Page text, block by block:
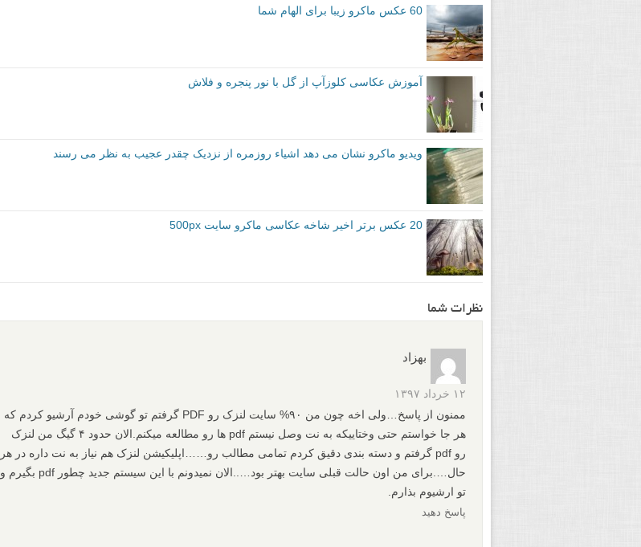
60 عکس ماکرو زیبا برای الهام شما
آموزش عکاسی کلوزآپ از گل با نور پنجره و فلاش
ویدیو ماکرو نشان می دهد اشیاء روزمره از نزدیک چقدر عجیب به نظر می رسند
20 عکس برتر اخیر شاخه عکاسی ماکرو سایت 500px
نظرات شما
بهزاد
۱۲ خرداد ۱۳۹۷
ممنون از پاسخ…ولی اخه چون من ۹۰% سایت لنزک رو PDF گرفتم تو گوشی خودم آرشیو کردم که
هر جا خواستم حتی وختاییکه به نت وصل نیستم pdf ها رو مطالعه میکنم.الان حدود ۴ گیگ من لنزک
رو pdf گرفتم و دسته بندی دقیق کردم تمامی مطالب رو……اپلیکیشن لنزک هم نیاز به نت داره در هر
حال….برای من اون حالت قبلی سایت بهتر بود…..الان نمیدونم با این سیستم جدید چطور pdf بگیرم و
تو ارشیوم بذارم.
پاسخ دهید